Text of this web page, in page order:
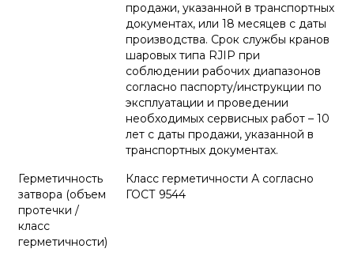
продажи, указанной в транспортных
документах, или 18 месяцев с даты
производства. Срок службы кранов
шаровых типа RJIP при
соблюдении рабочих диапазонов
согласно паспорту/инструкции по
эксплуатации и проведении
необходимых сервисных работ – 10
лет с даты продажи, указанной в
транспортных документах.
Герметичность
затвора (объем
протечки /
класс
герметичности)
Класс герметичности А согласно
ГОСТ 9544